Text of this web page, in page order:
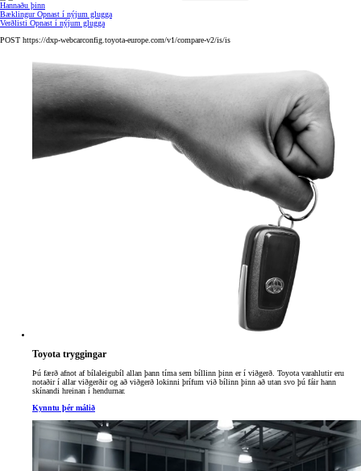
Hannaðu þinn
BæklingurOpnast í nýjum glugga
Verðlisti Opnast í nýjum glugga
POST https://dxp-webcarconfig.toyota-europe.com/v1/compare-v2/is/is
Toyota tryggingar
Þú færð afnot af bílaleigubíl allan þann tíma sem bíllinn þinn er í viðgerð. Toyota varahlutir eru
notaðir í allar viðgerðir og að viðgerð lokinni þrífum við bílinn þinn að utan svo þú fáir hann
skínandi hreinan í hendurnar.
Kynntu þér málið